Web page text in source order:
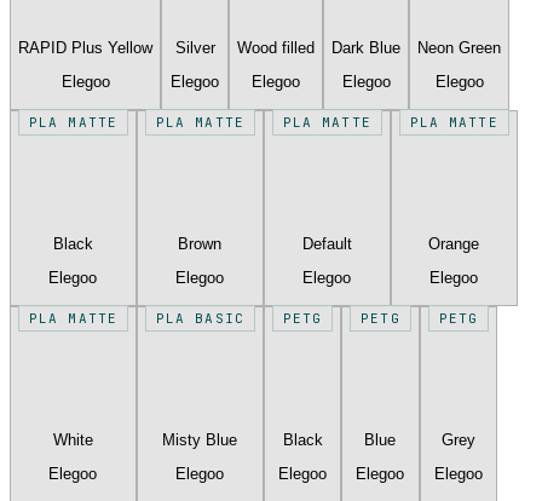
RAPID Plus Yellow
Elegoo
Silver
Elegoo
Wood filled
Elegoo
Dark Blue
Elegoo
Neon Green
Elegoo
PLA MATTE
Black
Elegoo
PLA MATTE
Brown
Elegoo
PLA MATTE
Default
Elegoo
PLA MATTE
Orange
Elegoo
PLA MATTE
White
Elegoo
PLA BASIC
Misty Blue
Elegoo
PETG
Black
Elegoo
PETG
Blue
Elegoo
PETG
Grey
Elegoo